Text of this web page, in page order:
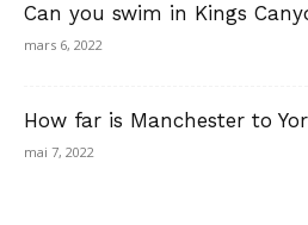
Can you swim in Kings
mars 6, 2022
How far is Manchester to
mai 7, 2022